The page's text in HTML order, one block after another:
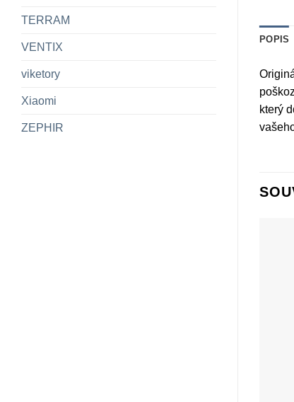
TERRAM
VENTIX
viketory
Xiaomi
ZEPHIR
POPIS
který